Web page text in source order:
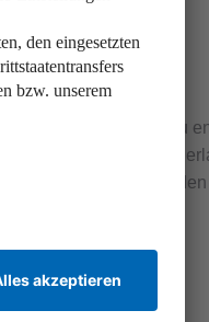
ist der Schlüssel zu
im Siegerland,
gute Dämmung